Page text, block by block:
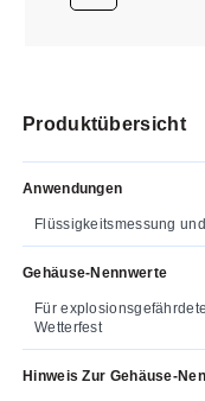
Produktübersicht
Anwendungen
Flüssigkeitsmessung
Gehäuse-Nennwerte
Für
Wetterfest
Hinweis Zur Gehäuse-